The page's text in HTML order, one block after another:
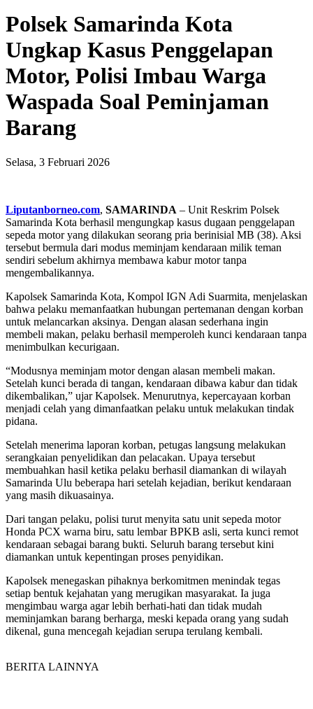
Polsek Samarinda Kota
Ungkap Kasus Penggelapan
Motor, Polisi Imbau Warga
Waspada Soal Peminjaman
Barang
Selasa, 3 Februari 2026
Liputanborneo.com, SAMARINDA – Unit Reskrim Polsek
Samarinda Kota berhasil mengungkap kasus dugaan penggelapan
sepeda motor yang dilakukan seorang pria berinisial MB (38). Aksi
tersebut bermula dari modus meminjam kendaraan milik teman
sendiri sebelum akhirnya membawa kabur motor tanpa
mengembalikannya.
Kapolsek Samarinda Kota, Kompol IGN Adi Suarmita, menjelaskan
bahwa pelaku memanfaatkan hubungan pertemanan dengan korban
untuk melancarkan aksinya. Dengan alasan sederhana ingin
membeli makan, pelaku berhasil memperoleh kunci kendaraan tanpa
menimbulkan kecurigaan.
“Modusnya meminjam motor dengan alasan membeli makan.
Setelah kunci berada di tangan, kendaraan dibawa kabur dan tidak
dikembalikan,” ujar Kapolsek. Menurutnya, kepercayaan korban
menjadi celah yang dimanfaatkan pelaku untuk melakukan tindak
pidana.
Setelah menerima laporan korban, petugas langsung melakukan
serangkaian penyelidikan dan pelacakan. Upaya tersebut
membuahkan hasil ketika pelaku berhasil diamankan di wilayah
Samarinda Ulu beberapa hari setelah kejadian, berikut kendaraan
yang masih dikuasainya.
Dari tangan pelaku, polisi turut menyita satu unit sepeda motor
Honda PCX warna biru, satu lembar BPKB asli, serta kunci remot
kendaraan sebagai barang bukti. Seluruh barang tersebut kini
diamankan untuk kepentingan proses penyidikan.
Kapolsek menegaskan pihaknya berkomitmen menindak tegas
setiap bentuk kejahatan yang merugikan masyarakat. Ia juga
mengimbau warga agar lebih berhati-hati dan tidak mudah
meminjamkan barang berharga, meski kepada orang yang sudah
dikenal, guna mencegah kejadian serupa terulang kembali.
BERITA LAINNYA